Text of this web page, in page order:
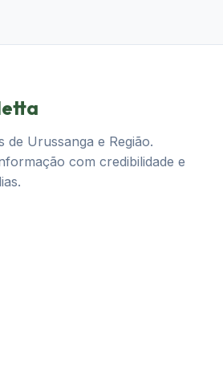
de Urussanga e Região.
com credibilidade e